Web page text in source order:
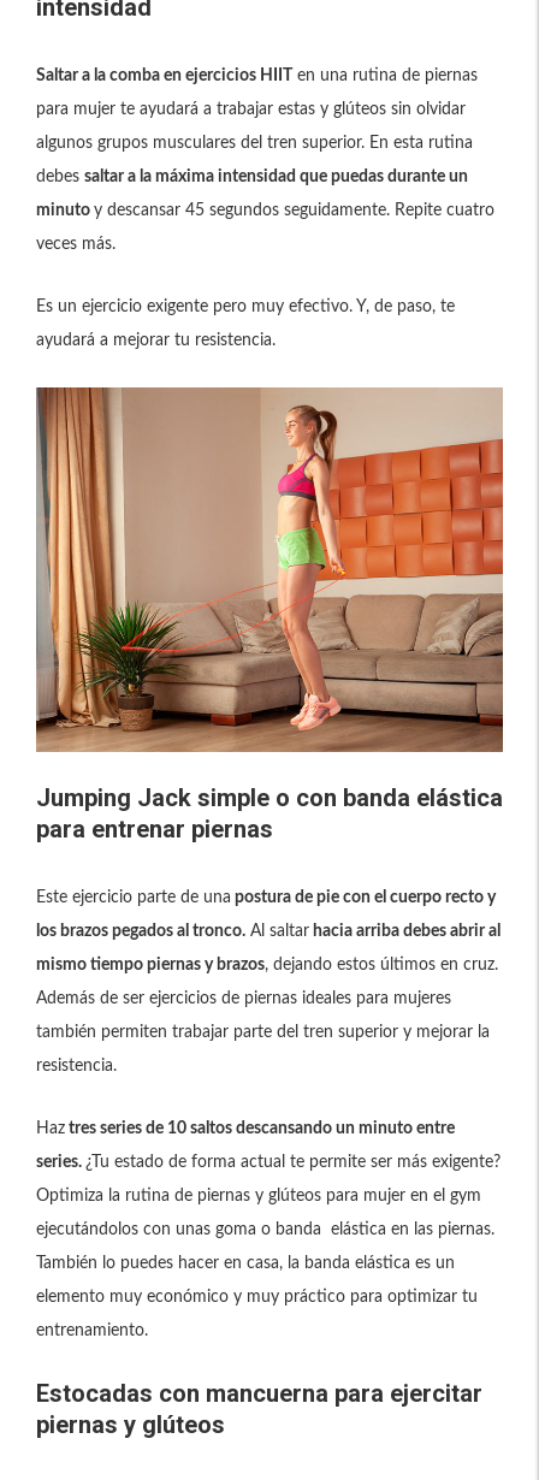
intensidad
Saltar a la comba en ejercicios HIIT en una rutina de piernas
para mujer te ayudará a trabajar estas y glúteos sin olvidar
algunos grupos musculares del tren superior. En esta rutina
debes saltar a la máxima intensidad que puedas durante un
minuto y descansar 45 segundos seguidamente. Repite cuatro
veces más.
Es un ejercicio exigente pero muy efectivo. Y, de paso, te
ayudará a mejorar tu resistencia.
Jumping Jack simple o con banda elástica
para entrenar piernas
Este ejercicio parte de una postura de pie con el cuerpo recto y
los brazos pegados al tronco. Al saltar hacia arriba debes abrir al
mismo tiempo piernas y brazos, dejando estos últimos en cruz.
Además de ser ejercicios de piernas ideales para mujeres
también permiten trabajar parte del tren superior y mejorar la
resistencia.
Haz tres series de 10 saltos descansando un minuto entre
series. ¿Tu estado de forma actual te permite ser más exigente?
Optimiza la rutina de piernas y glúteos para mujer en el gym
ejecutándolos con unas goma o banda elástica en las piernas.
También lo puedes hacer en casa, la banda elástica es un
elemento muy económico y muy práctico para optimizar tu
entrenamiento.
Estocadas con mancuerna para ejercitar
piernas y glúteos